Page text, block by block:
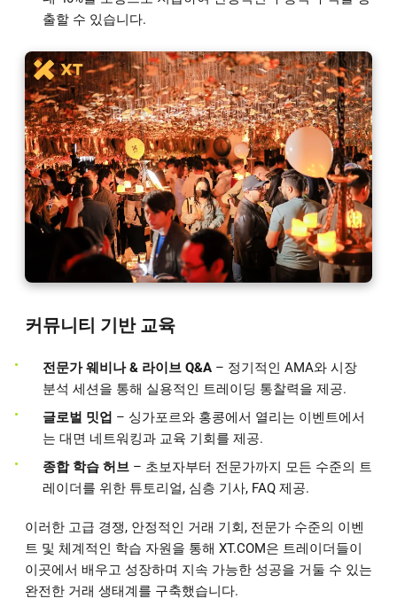
출할 수 있습니다.
커뮤니티 기반 교육
전문가 웨비나 & 라이브 Q&A – 정기적인 AMA와 시장
분석 세션을 통해 실용적인 트레이딩 통찰력을 제공.
글로벌 밋업 – 싱가포르와 홍콩에서 열리는 이벤트에서
는 대면 네트워킹과 교육 기회를 제공.
종합 학습 허브 – 초보자부터 전문가까지 모든 수준의 트
레이더를 위한 튜토리얼, 심층 기사, FAQ 제공.
이러한 고급 경쟁, 안정적인 거래 기회, 전문가 수준의 이벤
트 및 체계적인 학습 자원을 통해 XT.COM은 트레이더들이
이곳에서 배우고 성장하며 지속 가능한 성공을 거둘 수 있는
완전한 거래 생태계를 구축했습니다.